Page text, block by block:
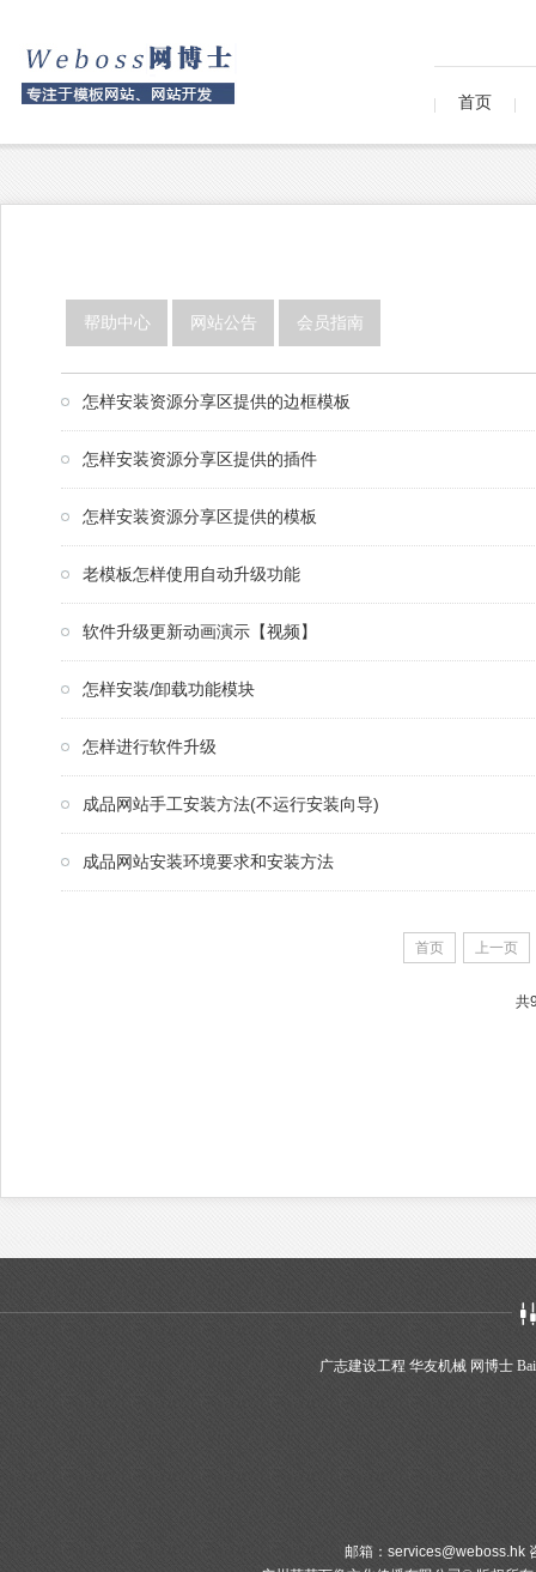
首页
帮助中心 网站公告 会员指南
怎样安装资源分享区提供的边框模板
怎样安装资源分享区提供的插件
怎样安装资源分享区提供的模板
老模板怎样使用自动升级功能
软件升级更新动画演示【视频】
怎样安装/卸载功能模块
怎样进行软件升级
成品网站手工安装方法(不运行安装向导)
成品网站安装环境要求和安装方法
首页 上一页
共
广志建设工程 华友机械 网博士
邮箱： services@weboss.hk